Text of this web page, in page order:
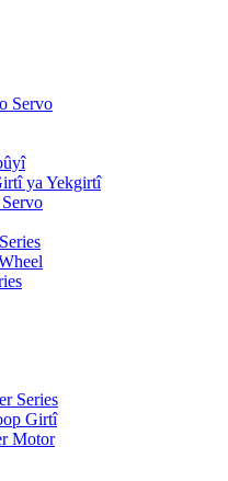
Servo
ya Yekgirtî
Series
Girtî
Motor